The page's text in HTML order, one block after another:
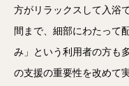
方がリラックスして入浴
間まで、細部にわたって
み」という利用者の方も
の支援の重要性を改めて